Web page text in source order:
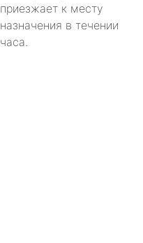
приезжает к месту
назначения в течении
часа.